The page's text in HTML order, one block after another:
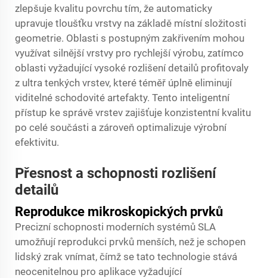
zlepšuje kvalitu povrchu tím, že automaticky
upravuje tloušťku vrstvy na základě místní složitosti
geometrie. Oblasti s postupným zakřivením mohou
využívat silnější vrstvy pro rychlejší výrobu, zatímco
oblasti vyžadující vysoké rozlišení detailů profitovaly
z ultra tenkých vrstev, které téměř úplně eliminují
viditelné schodovité artefakty. Tento inteligentní
přístup ke správě vrstev zajišťuje konzistentní kvalitu
po celé součásti a zároveň optimalizuje výrobní
efektivitu.
Přesnost a schopnosti rozlišení
detailů
Reprodukce mikroskopických prvků
Precizní schopnosti moderních systémů SLA
umožňují reprodukci prvků menších, než je schopen
lidský zrak vnímat, čímž se tato technologie stává
neocenitelnou pro aplikace vyžadující